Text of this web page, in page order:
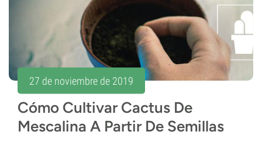
27 de noviembre de 2019
Cómo Cultivar Cactus De
Mescalina A Partir De Semillas